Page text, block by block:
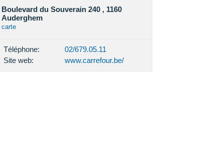
Boulevard du Souverain 240 , 1160
Auderghem
carte
Téléphone:
02/679.05.11
Site web:
www.carrefour.be/